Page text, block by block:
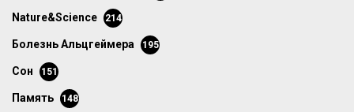
Nature&Science 214
болезнь Альцгеймера 195
сон 151
память 148